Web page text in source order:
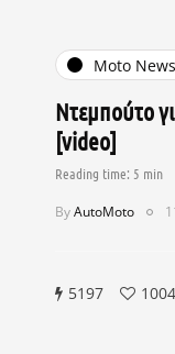
Moto News
Ντεμπούτο
[video]
ByAutoMoto
5197 1004